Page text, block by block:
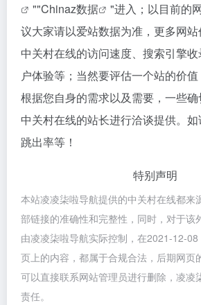
""Chinaz数据
"进入；以目前的
议大家请以爱站数据为准，更多网站
中关村在线的访问速度、搜索引擎
户体验等；当然要评估一个站的价
根据您自身的需求以及需要，一些
中关村在线的站长进行洽谈提供。如
跳出率等！
特别声明
本站凌凌柒啦导航提供的中关村在线都来
部链接的准确性和完整性，同时，对于该
由凌凌柒啦导航实际控制，在2021-12-
页上的内容，都属于合规合法，后期网页
可以直接联系网站管理员进行删除，凌凌
责任。